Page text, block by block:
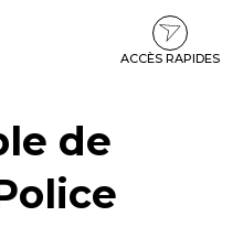
ACCÈS RAPIDES
de